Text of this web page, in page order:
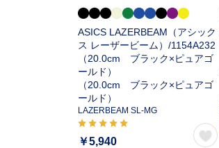
ASICS LAZERBEAM（アシック
ス レーザービーム）/1154A232
（20.0cm ブラック×ピュアゴ
ールド）
（20.0cm ブラック×ピュアゴ
ールド）
LAZERBEAM SL-MG
￥5,940